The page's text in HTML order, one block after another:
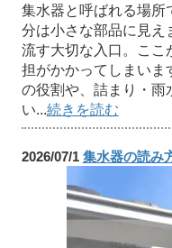
集水器と呼ばれる場所
分は小さな部品に見え
流す大切な入口。ここ
担がかかってしまいま
の役割や、詰まり・雨
い...続きを読む
2026/07/1 集水器の読み